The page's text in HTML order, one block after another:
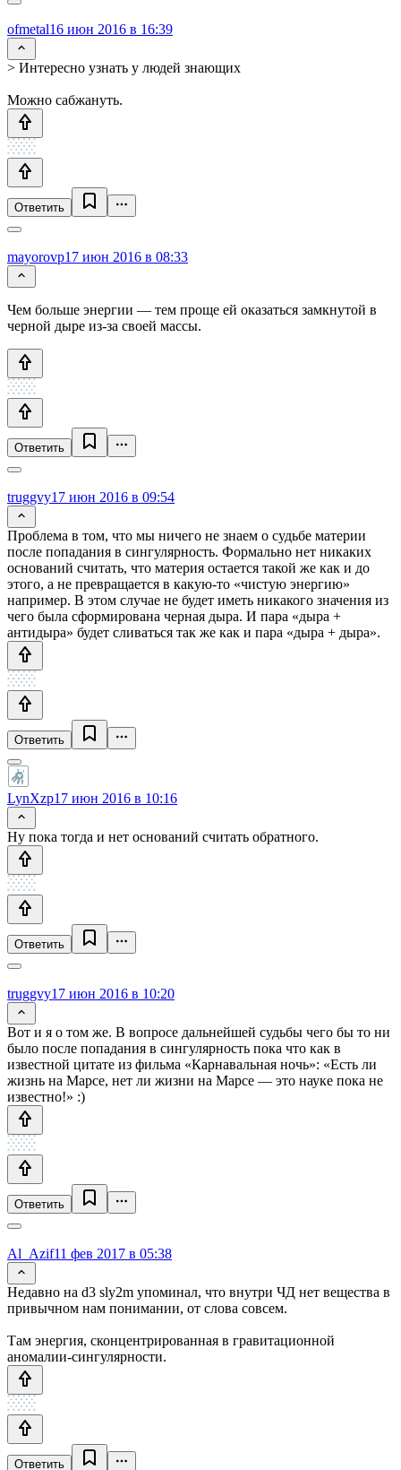
ofmetal16 июн 2016 в 16:39
> Интересно узнать у людей знающих
Можно сабжануть.
Ответить
mayorovp17 июн 2016 в 08:33
Чем больше энергии — тем проще ей оказаться замкнутой в
черной дыре из-за своей массы.
Ответить
truggvy17 июн 2016 в 09:54
Проблема в том, что мы ничего не знаем о судьбе материи
после попадания в сингулярность. Формально нет никаких
оснований считать, что материя остается такой же как и до
этого, а не превращается в какую-то «чистую энергию»
например. В этом случае не будет иметь никакого значения из
чего была сформирована черная дыра. И пара «дыра +
антидыра» будет сливаться так же как и пара «дыра + дыра».
Ответить
LynXzp17 июн 2016 в 10:16
Ну пока тогда и нет оснований считать обратного.
Ответить
truggvy17 июн 2016 в 10:20
Вот и я о том же. В вопросе дальнейшей судьбы чего бы то ни
было после попадания в сингулярность пока что как в
известной цитате из фильма «Карнавальная ночь»: «Есть ли
жизнь на Марсе, нет ли жизни на Марсе — это науке пока не
известно!» :)
Ответить
Al_Azif11 фев 2017 в 05:38
Недавно на d3 sly2m упоминал, что внутри ЧД нет вещества в
привычном нам понимании, от слова совсем.
Там энергия, сконцентрированная в гравитационной
аномалии-сингулярности.
Ответить